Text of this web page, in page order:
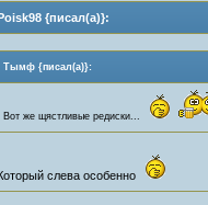
{писал(а)}:
Тымф {писал(а)}:
Вот же щястливые редиски...
слева особенно